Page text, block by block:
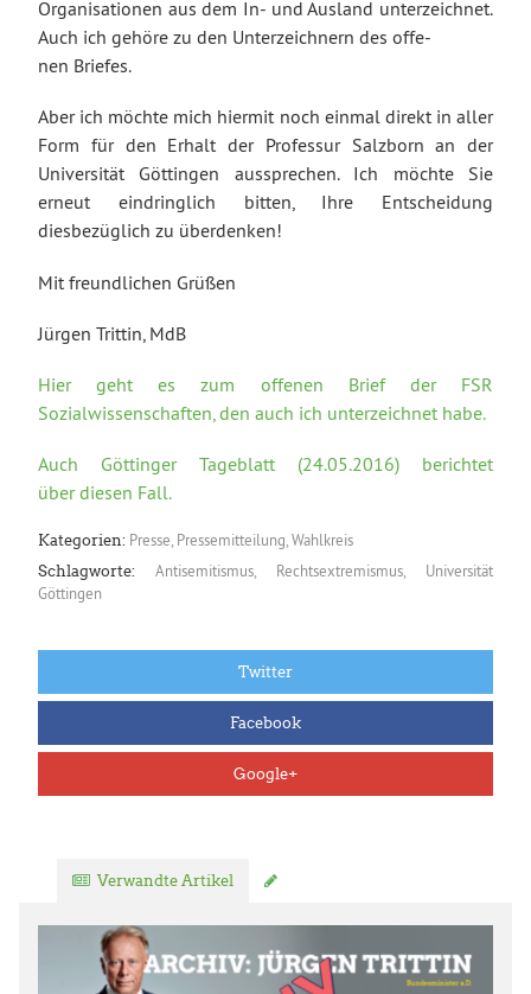
Organisationen aus dem In- und Ausland unterzeichnet.
Auch ich gehöre zu den Unterzeichnern des offe-
nen Briefes.
Aber ich möchte mich hiermit noch einmal direkt in aller
Form für den Erhalt der Professur Salzborn an der
Universität Göttingen aussprechen. Ich möchte Sie
erneut eindringlich bitten, Ihre Entscheidung
diesbezüglich zu überdenken!
Mit freundlichen Grüßen
Jürgen Trittin, MdB
Hier geht es zum offenen Brief der FSR
Sozialwissenschaften, den auch ich unterzeichnet habe.
Auch Göttinger Tageblatt (24.05.2016) berichtet
über diesen Fall.
Kategorien: Presse, Pressemitteilung,Wahlkreis
Schlagworte: Antisemitismus Rechtsextremismus
Universität
Göttingen
Twitter
Facebook
Google+
Verwandte Artikel